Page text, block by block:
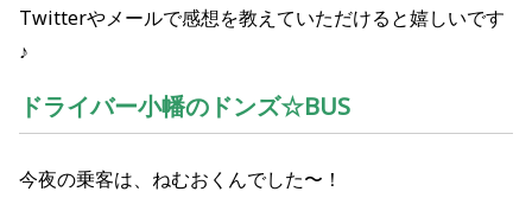
Twitterやメールで感想を教えていただけると嬉しいです
♪
ドライバー小幡のドンズ☆BUS
今夜の乗客は、ねむおくんでした〜！